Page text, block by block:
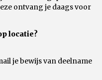
ontvang je daags voor
locatie?
je bewijs van deelname